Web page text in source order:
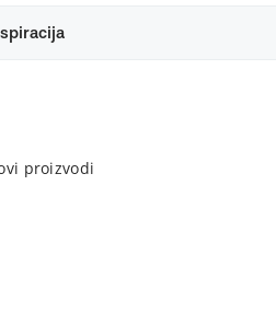
proizvodi